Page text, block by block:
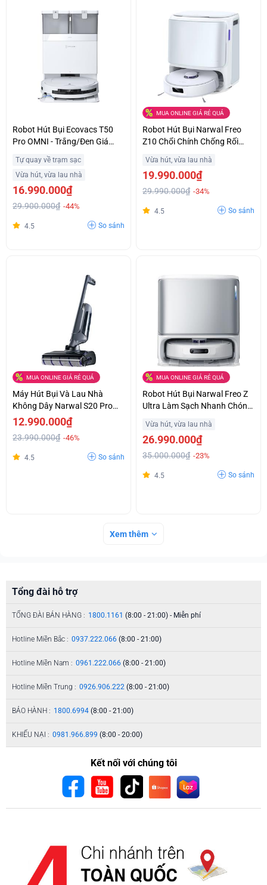
Robot Hút Bụi Ecovacs T50
Pro OMNI - Trắng/Đen Giá
Tự quay về trạm sạc
Vừa hút, vừa lau nhà
16.990.000₫
29.900.000₫ -44%
4.5 So sánh
MUA ONLINE GIÁ RẺ QUÁ
Robot Hút Bụi Narwal Freo
Z10 Chổi Chính Chống Rối
Vừa hút, vừa lau nhà
19.990.000₫
29.990.000₫ -34%
4.5 So sánh
MUA ONLINE GIÁ RẺ QUÁ
Máy Hút Bụi Và Lau Nhà
Không Dây Narwal S20 Pro
Làm Sạch Vết Bẩn Cứng Đầu
12.990.000₫
23.990.000₫ -46%
4.5 So sánh
MUA ONLINE GIÁ RẺ QUÁ
Robot Hút Bụi Narwal Freo Z
Ultra Làm Sạch Nhanh Chóng
Vừa hút, vừa lau nhà
26.990.000₫
35.000.000₫ -23%
4.5 So sánh
Xem thêm
Tổng đài hỗ trợ
TỔNG ĐÀI BÁN HÀNG : 1800.1161 (8:00 - 21:00) - Miễn phí
Hotline Miền Bắc : 0937.222.066 (8:00 - 21:00)
Hotline Miền Nam : 0961.222.066 (8:00 - 21:00)
Hotline Miền Trung : 0926.906.222 (8:00 - 21:00)
BẢO HÀNH : 1800.6994 (8:00 - 21:00)
KHIẾU NẠI : 0981.966.899 (8:00 - 20:00)
Kết nối với chúng tôi